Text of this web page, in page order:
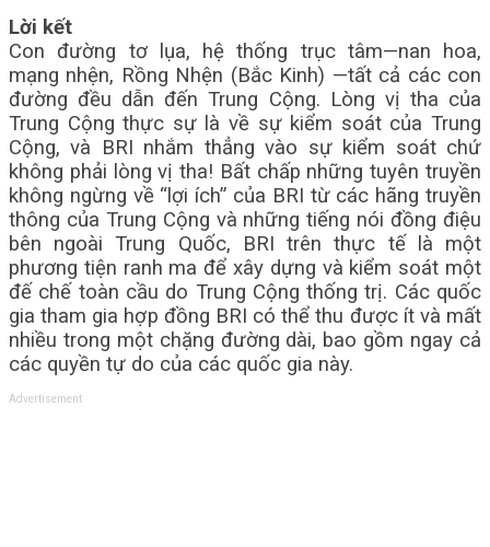
Lời kết
Con đường tơ lụa, hệ thống trục tâm—nan hoa,
mạng nhện, Rồng Nhện (Bắc Kinh) —tất cả các con
đường đều dẫn đến Trung Cộng. Lòng vị tha của
Trung Cộng thực sự là về sự kiểm soát của Trung
Cộng, và BRI nhắm thẳng vào sự kiểm soát chứ
không phải lòng vị tha! Bất chấp những tuyên truyền
không ngừng về “lợi ích” của BRI từ các hãng truyền
thông của Trung Cộng và những tiếng nói đồng điệu
bên ngoài Trung Quốc, BRI trên thực tế là một
phương tiện ranh ma để xây dựng và kiểm soát một
đế chế toàn cầu do Trung Cộng thống trị. Các quốc
gia tham gia hợp đồng BRI có thể thu được ít và mất
nhiều trong một chặng đường dài, bao gồm ngay cả
các quyền tự do của các quốc gia này.
Advertisement